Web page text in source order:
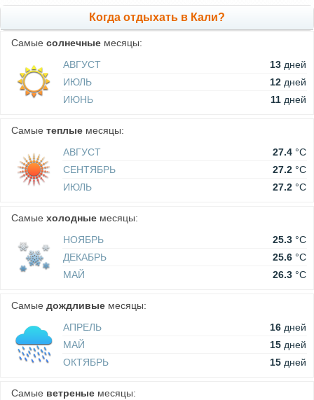
Когда отдыхать в Кали?
Самые солнечные месяцы:
АВГУСТ
13 дней
ИЮЛЬ
12 дней
ИЮНЬ
11 дней
Самые теплые месяцы:
АВГУСТ
27.4 °C
СЕНТЯБРЬ
27.2 °C
ИЮЛЬ
27.2 °C
Самые холодные месяцы:
НОЯБРЬ
25.3 °C
ДЕКАБРЬ
25.6 °C
МАЙ
26.3 °C
Самые дождливые месяцы:
АПРЕЛЬ
16 дней
МАЙ
15 дней
ОКТЯБРЬ
15 дней
Самые ветреные месяцы: